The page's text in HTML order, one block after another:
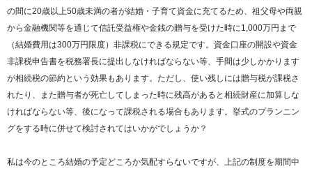
の間に20歳以上50歳未満の者が結婚・子育て資金に充てるため、祖父母や両親
から金融機関等を通じて信託受益権や金銭の贈与を受けた時に1,000万円まで
（結婚費用は300万円限度）非課税にできる規定です。資金口座の開設や資金
非課税申告書を税務署長に提出しなければならない等、手間は少しかかります
が相続税の節約という効果もあります。ただし、使い残しには贈与税が課税さ
れたり、また贈与者が死亡してしまった時に残高があると相続財産に加算しな
ければならない等、後になって課税される場合もあります。挙式のプランニン
グをする時に併せて検討されてはいかがでしょうか？
私は今のところ結婚の予定どころか気配すらないですが、上記の制度を期間中